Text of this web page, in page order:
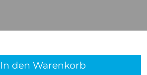
In den Warenkorb